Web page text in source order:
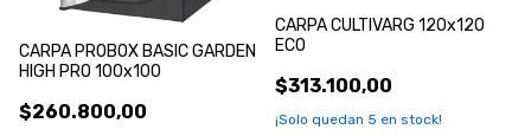
CARPA PROBOX BASIC GARDEN
HIGH PRO 100x100
$260.800,00
CARPA CULTIVARG 120x120
ECO
$313.100,00
¡Solo quedan 5 en stock!